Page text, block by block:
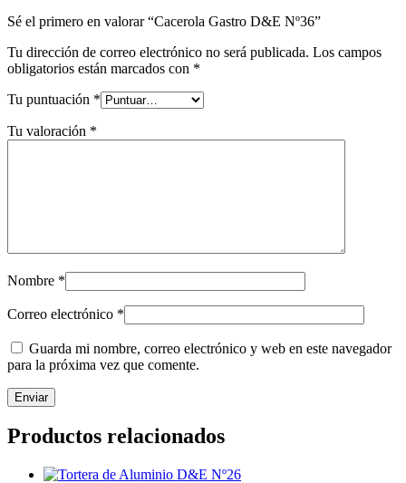
Sé el primero en valorar “Cacerola Gastro D&E Nº36”
Tu dirección de correo electrónico no será publicada. Los campos
obligatorios están marcados con *
Tu puntuación *
Tu valoración *
Nombre *
Correo electrónico *
Guarda mi nombre, correo electrónico y web en este navegador
para la próxima vez que comente.
Productos relacionados